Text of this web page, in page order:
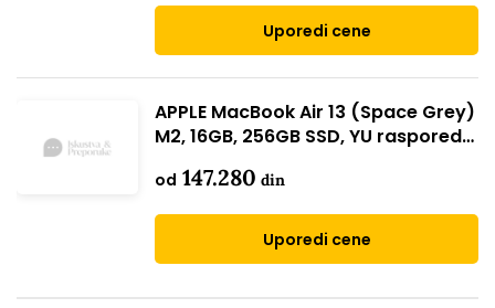
Uporedi cene
APPLE MacBook Air 13 (Space Grey)
M2, 16GB, 256GB SSD, YU raspored
od 147.280 din
Uporedi cene